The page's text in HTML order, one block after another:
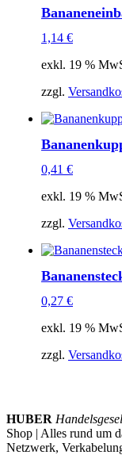
1,14 €
exkl. 19 %
zzgl.
0,41 €
exkl. 19 %
zzgl.
0,27 €
exkl. 19 %
zzgl.
HUBER
Shop | Alles rund um
Netzwerk,